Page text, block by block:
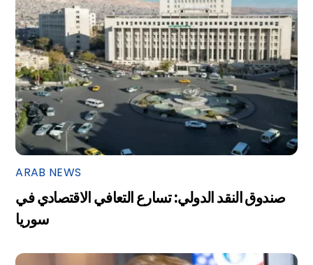
ARAB NEWS
صندوق النقد الدولي: تسارع التعافي الاقتصادي في
سوريا